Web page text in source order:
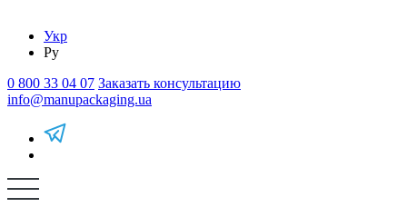
Укр
Ру
0 800 33 04 07 Заказать консультацию
info@manupackaging.ua